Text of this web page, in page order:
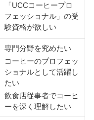
「UCCコーヒープロ
フェッショナル」の受
験資格が欲しい
専門分野を究めたい
コーヒーのプロフェッ
ショナルとして活躍し
たい
飲食店従事者でコーヒ
ーを深く理解したい